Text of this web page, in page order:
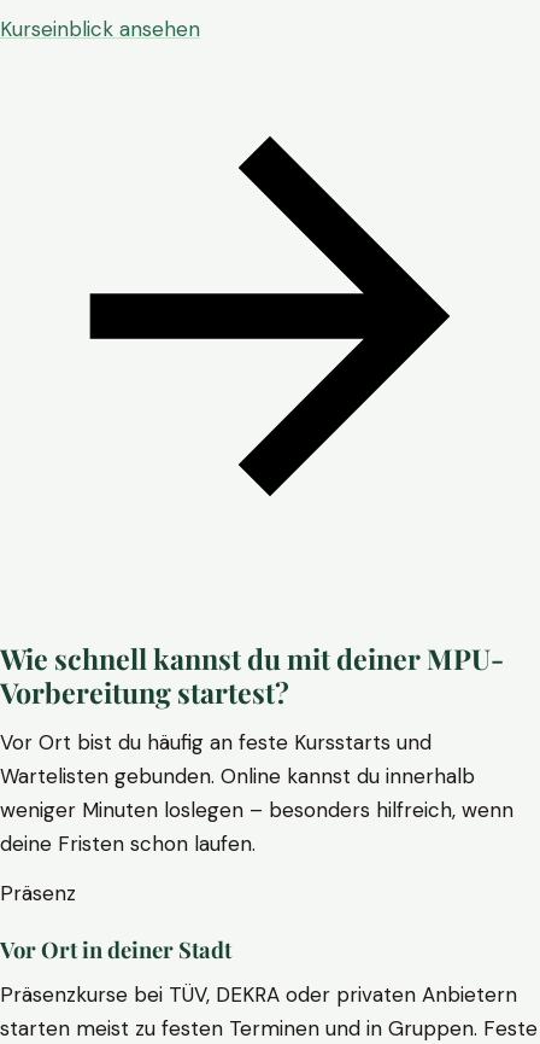
Kurseinblick ansehen
Wie schnell kannst du mit deiner MPU-
Vorbereitung startest?
Vor Ort bist du häufig an feste Kursstarts und
Wartelisten gebunden. Online kannst du innerhalb
weniger Minuten loslegen – besonders hilfreich, wenn
deine Fristen schon laufen.
Präsenz
Vor Ort in deiner Stadt
Präsenzkurse bei TÜV, DEKRA oder privaten Anbietern
starten meist zu festen Terminen und in Gruppen. Feste